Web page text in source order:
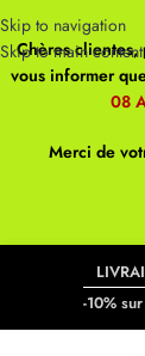
Skip to navigation
Skip to main content
Chères clientes,
vous informer
08
Merci de
-10%